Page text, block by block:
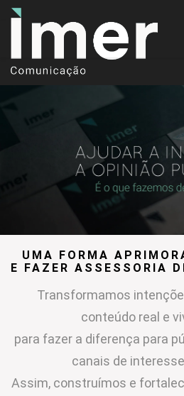
UMA FORMA
E FAZER ASSESSORIA
Transformamos
conteúdo real e
para fazer a diferença para
canais de
Assim, construímos e